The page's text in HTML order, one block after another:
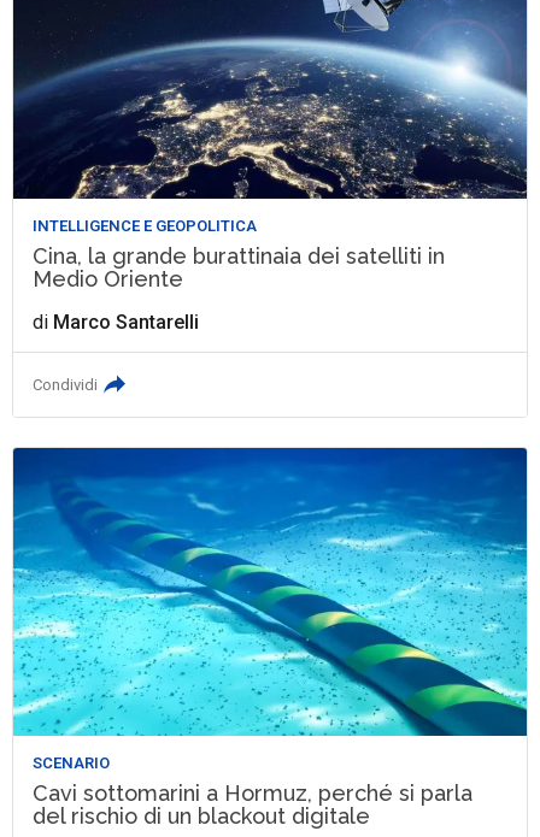
INTELLIGENCE E GEOPOLITICA
Cina, la grande burattinaia dei satelliti in
Medio Oriente
di Marco Santarelli
Condividi
SCENARIO
Cavi sottomarini a Hormuz, perché si parla
del rischio di un blackout digitale